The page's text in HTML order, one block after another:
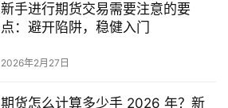
新手进行期货交易需要注意的要
点：避开陷阱，稳健入门
2026年2月27日
期货怎么计算多少手 2026 年？新